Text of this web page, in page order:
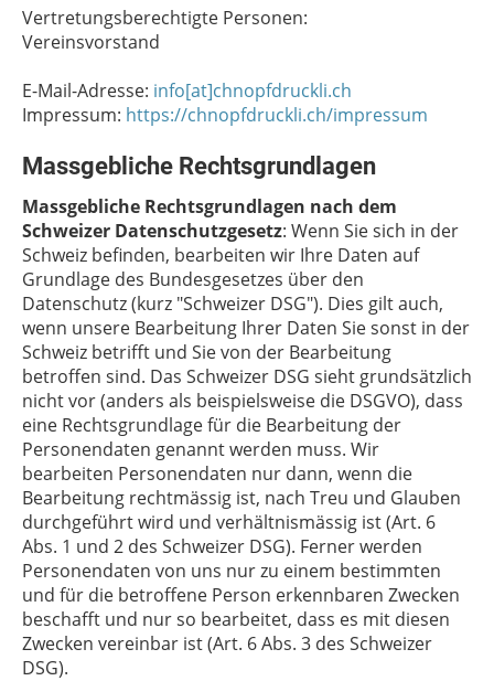
Vertretungsberechtigte Personen:
Vereinsvorstand
E-Mail-Adresse: info[at]chnopfdruckli.ch
Impressum: https://chnopfdruckli.ch/impressum
Massgebliche Rechtsgrundlagen
Massgebliche Rechtsgrundlagen nach dem
Schweizer Datenschutzgesetz: Wenn Sie sich in der
Schweiz befinden, bearbeiten wir Ihre Daten auf
Grundlage des Bundesgesetzes über den
Datenschutz (kurz "Schweizer DSG"). Dies gilt auch,
wenn unsere Bearbeitung Ihrer Daten Sie sonst in der
Schweiz betrifft und Sie von der Bearbeitung
betroffen sind. Das Schweizer DSG sieht grundsätzlich
nicht vor (anders als beispielsweise die DSGVO), dass
eine Rechtsgrundlage für die Bearbeitung der
Personendaten genannt werden muss. Wir
bearbeiten Personendaten nur dann, wenn die
Bearbeitung rechtmässig ist, nach Treu und Glauben
durchgeführt wird und verhältnismässig ist (Art. 6
Abs. 1 und 2 des Schweizer DSG). Ferner werden
Personendaten von uns nur zu einem bestimmten
und für die betroffene Person erkennbaren Zwecken
beschafft und nur so bearbeitet, dass es mit diesen
Zwecken vereinbar ist (Art. 6 Abs. 3 des Schweizer
DSG).